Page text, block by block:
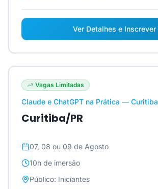
Ver Detalhes e Inscrever
Vagas Limitadas
Claude e ChatGPT na Prática — Curitiba
Curitiba/PR
07, 08 ou 09 de Agosto
10h de imersão
Público: Iniciantes